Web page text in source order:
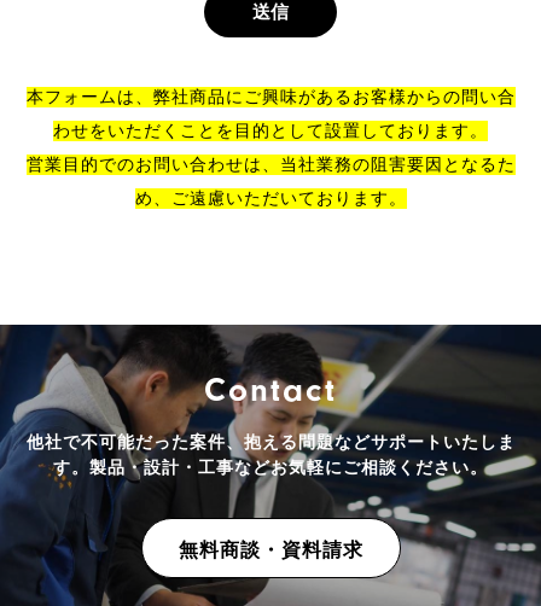
本フォームは、弊社商品にご興味があるお客様からの問い合
わせをいただくことを目的として設置しております。
営業目的でのお問い合わせは、当社業務の阻害要因となるた
め、ご遠慮いただいております。
Contact
他社で不可能だった案件、抱える問題などサポートいたしま
す。 製品・設計・工事などお気軽にご相談ください。
無料商談・資料請求